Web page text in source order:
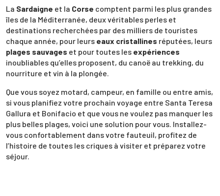
La Sardaigne et la Corse comptent parmi les plus grandes
îles de la Méditerranée, deux véritables perles et
destinations recherchées par des milliers de touristes
chaque année, pour leurs eaux cristallines réputées, leurs
plages sauvages et pour toutes les expériences
inoubliables qu’elles proposent, du canoë au trekking, du
nourriture et vin à la plongée.
Que vous soyez motard, campeur, en famille ou entre amis,
si vous planifiez votre prochain voyage entre Santa Teresa
Gallura et Bonifacio et que vous ne voulez pas manquer les
plus belles plages, voici une solution pour vous. Installez-
vous confortablement dans votre fauteuil, profitez de
l’histoire de toutes les criques à visiter et préparez votre
séjour.